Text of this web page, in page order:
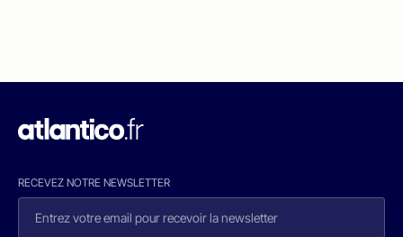
RECEVEZ NOTRE NEWSLETTER